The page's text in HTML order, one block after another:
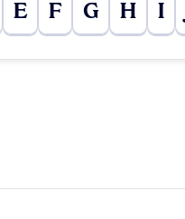
E F G H I